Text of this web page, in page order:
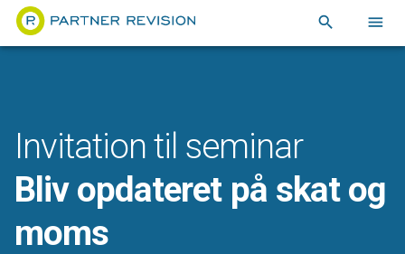
search menu
Invitation til seminar
Bliv opdateret på skat og
moms